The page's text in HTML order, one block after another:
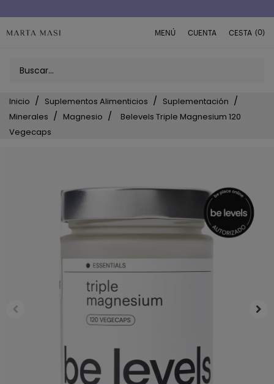
MENÚ CUENTA CESTA (0)
Inicio Suplementos Alimenticios
Suplementación
Minerales
Magnesio
Belevels Triple Magnesium 120
Vegecaps